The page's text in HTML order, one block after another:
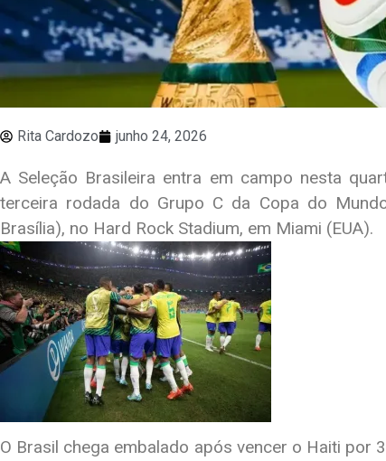
Rita Cardozo junho 24, 2026
A Seleção Brasileira entra em campo nesta
terceira rodada do Grupo C da Copa do
Brasília), no Hard Rock Stadium, em Miami (EUA).
O Brasil chega embalado após vencer o Haiti